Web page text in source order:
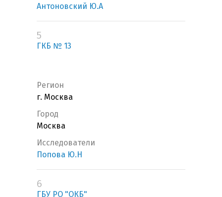
Антоновский Ю.А
5
ГКБ № 13
Регион
г. Москва
Город
Москва
Исследователи
Попова Ю.Н
6
ГБУ РО "ОКБ"